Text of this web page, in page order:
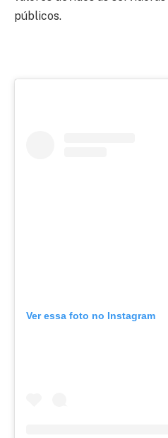
públicos.
Ver essa foto no Instagram